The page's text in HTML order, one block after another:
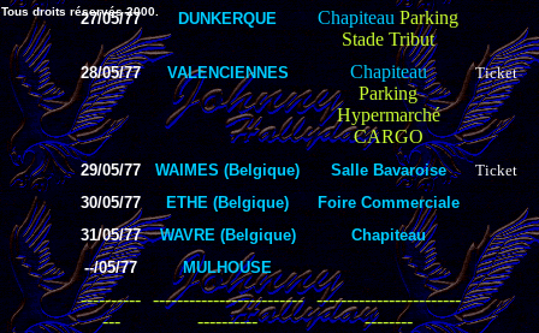
Tous droits réservés 2000.
27/05/77
DUNKERQUE Chapiteau Parking
Stade Tribut
28/05/77 VALENCIENNES
Chapiteau
Parking
Hypermarché
CARGO
Ticket
29/05/77 WAIMES (Belgique) Salle Bavaroise
Ticket
30/05/77
ETHE (Belgique)
Foire Commerciale
31/05/77
WAVRE (Belgique)
Chapiteau
--/05/77
MULHOUSE
----------
---
-------------------------
----------
------------------------
--------